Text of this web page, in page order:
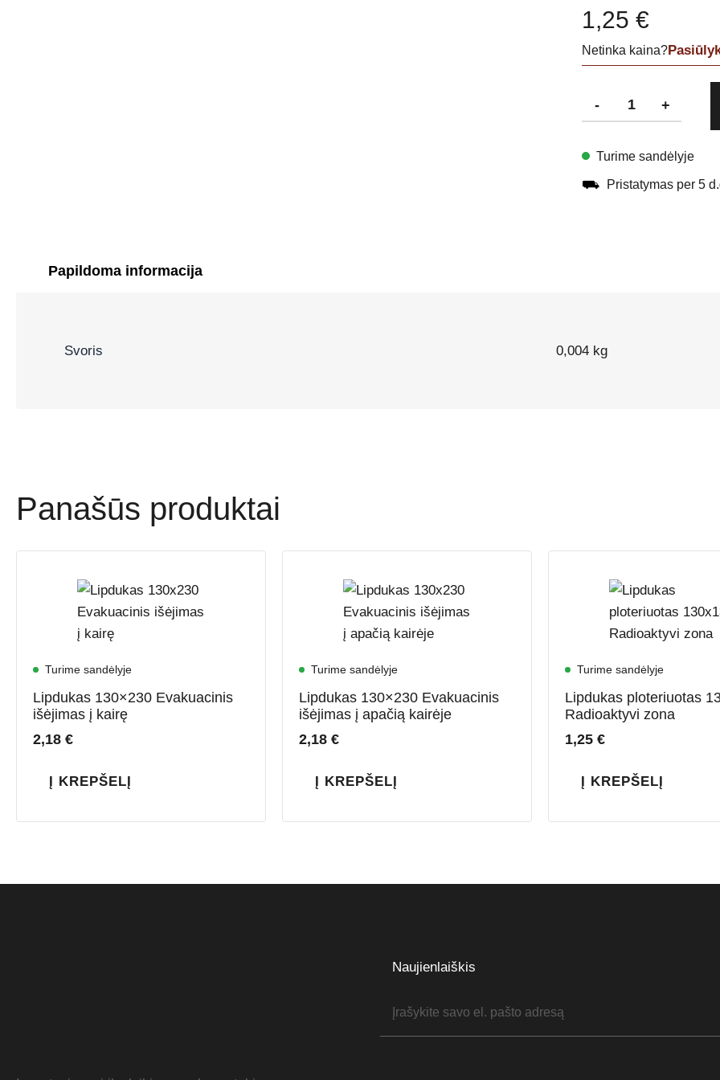
1,25€
Netinka kaina?
-
WC
vyras
+
Turime sandėlyje
⛟ Pristatymas per 5
Papildoma informacija
Svoris 0,004 kg
Panašūs produktai
Turime sandėlyje
Lipdukas 130×230 Evakuacinis
išėjimas į kairę
2,18 €
Į KREPŠELĮ
Turime sandėlyje
Lipdukas 130×230 Evakuacinis
išėjimas į apačią kairėje
2,18 €
Į KREPŠELĮ
Turime sandėlyje
Lipdukas ploteriuotas
Radioaktyvi zona
1,25 €
Į KREPŠELĮ
Naujienlaiškis